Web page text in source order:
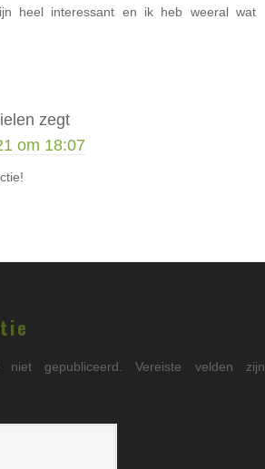
heel interessant en ik heb weeral wat
zegt
om 18:07
gepubliceerd.
Vereiste velden zijn